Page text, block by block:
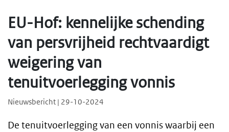
EU-Hof: kennelijke schending
van persvrijheid rechtvaardigt
weigering van
tenuitvoerlegging vonnis
Nieuwsbericht | 29-10-2024
De tenuitvoerlegging van een vonnis waarbij een